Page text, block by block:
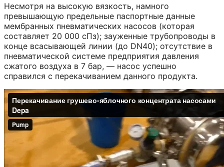
Несмотря на высокую вязкость, намного
превышающую предельные паспортные данные
мембранных пневматических насосов (которая
составляет 20 000 сПз); зауженные трубопроводы в
конце всасывающей линии (до DN40); отсутствие в
пневматической системе предприятия давления
сжатого воздуха в 7 бар, — насос успешно
справился с перекачиванием данного продукта.